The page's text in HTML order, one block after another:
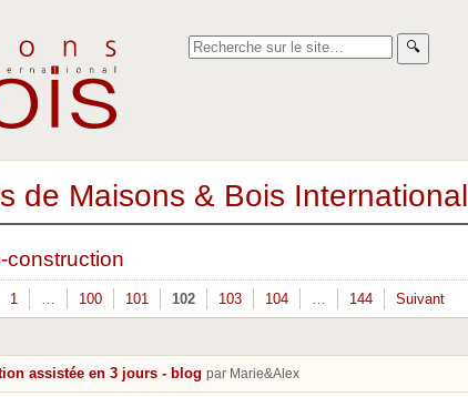
🔍︎
de Maisons & Bois International
construction
1 … 100 101 102 103 104 … 144 Suivant
assistée en 3 jours - blog par Marie&Alex